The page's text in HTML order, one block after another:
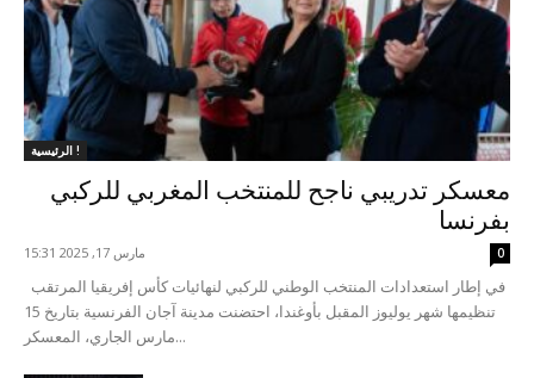
الرئيسية !
معسكر تدريبي ناجح للمنتخب المغربي للركبي
بفرنسا
مارس 17, 2025 15:31 0
تنظيمها شهر يوليوز المقبل بأوغندا، احتضنت مدينة آجان الفرنسية بتاريخ 15
مارس الجاري، المعسكر...